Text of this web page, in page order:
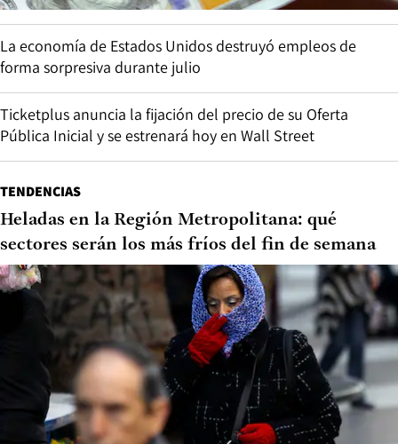
La economía de Estados Unidos destruyó empleos de
forma sorpresiva durante julio
Ticketplus anuncia la fijación del precio de su Oferta
Pública Inicial y se estrenará hoy en Wall Street
TENDENCIAS
Heladas en la Región Metropolitana: qué
sectores serán los más fríos del fin de semana